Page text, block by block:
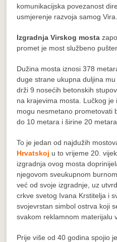
komunikacijska povezanost
usmjerenje razvoja samog Vira.
Izgradnja Virskog mosta
promet je most službeno
Dužina mosta iznosi 378
duge strane ukupna duljina
drži 9 nosećih betonskih
na krajevima mosta. Lučkog
mogu nesmetano prometovati
do 10 metara i širine 20
To je jedan od najdužih
Hrvatskoj u to vrijeme 20.
izgradnja ovog mosta
njegovom sveukupnom
već od svoje izgradnje, uz
crkve svetog Ivana Krstitelja i
svojevrstan simbol ostrva koji
svakom reklamnom materijalu
Prije više od 40 godina spojio